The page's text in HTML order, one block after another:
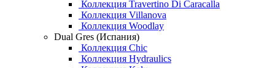
Коллекция Travertino Di Caracalla
Коллекция Villanova
Коллекция Woodlay
Dual Gres (Испания)
Коллекция Chic
Коллекция Hydraulics